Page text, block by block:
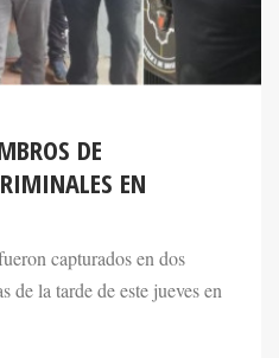
DE
EN
capturados en dos
de la tarde de este jueves en